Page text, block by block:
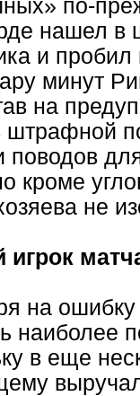
по-
нашел в
и пробил
минут
на
штрафной
поводов
кроме
не
на
наиболее
в еще